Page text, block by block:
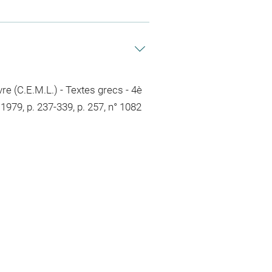
(C.E.M.L.) - Textes grecs - 4è
p. 237-339, p. 257, n° 1082